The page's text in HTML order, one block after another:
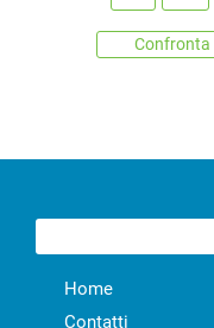
Confronta
Home
Contatti